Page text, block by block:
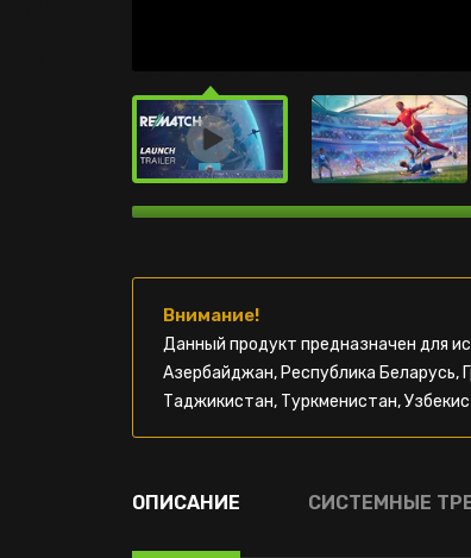
Внимание!
Данный продукт предназначен для
Азербайджан, Республика Беларусь,
Таджикистан, Туркменистан,
ОПИСАНИЕ СИСТЕМНЫЕ